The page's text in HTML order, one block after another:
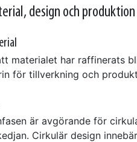
design och produktion
materialet har raffinerats
för tillverkning och
är avgörande för
Cirkulär design